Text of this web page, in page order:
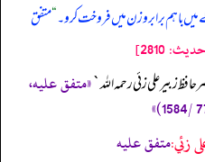
باہم برابر وزن میں فروخت کرو۔“متفق
2810]
زبير على زئي رحمه الله`«متفق عليه،
زئي:متفق عليه